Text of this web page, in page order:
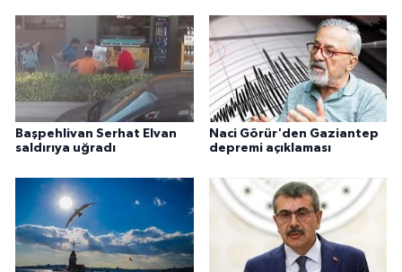
Başpehlivan Serhat Elvan
saldırıya uğradı
Naci Görür'den Gaziantep
depremi açıklaması